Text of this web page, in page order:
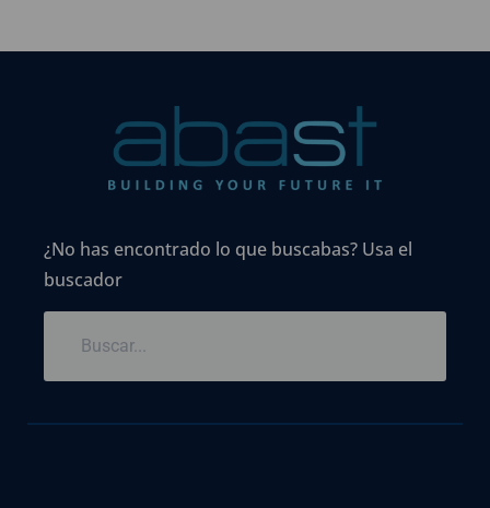
¿No has encontrado lo que buscabas? Usa el
buscador